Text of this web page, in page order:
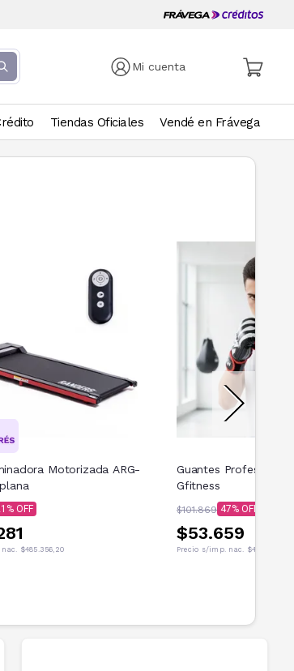
Mi cuenta
Tiendas Oficiales Vendé en Frávega
Motorizada ARG-
nac. $485.356,20
Guantes
Gfitness
$101.869 47
$53.659
Precio s/imp. nac. $44.346,28